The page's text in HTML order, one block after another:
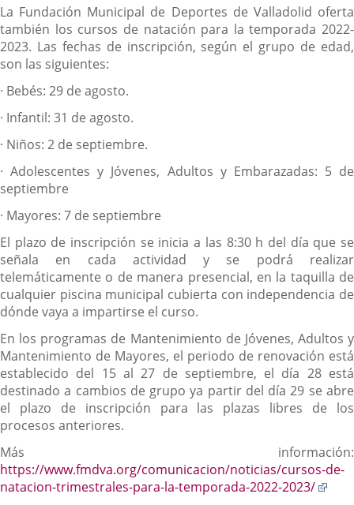
La Fundación Municipal de Deportes de Valladolid oferta
también los cursos de natación para la temporada 2022-
2023. Las fechas de inscripción, según el grupo de edad,
son las siguientes:
· Bebés: 29 de agosto.
· Infantil: 31 de agosto.
· Niños: 2 de septiembre.
· Adolescentes y Jóvenes, Adultos y Embarazadas: 5 de
septiembre
· Mayores: 7 de septiembre
El plazo de inscripción se inicia a las 8:30 h del día que se
señala en cada actividad y se podrá realizar
telemáticamente o de manera presencial, en la taquilla de
cualquier piscina municipal cubierta con independencia de
dónde vaya a impartirse el curso.
En los programas de Mantenimiento de Jóvenes, Adultos y
Mantenimiento de Mayores, el periodo de renovación está
establecido del 15 al 27 de septiembre, el día 28 está
destinado a cambios de grupo ya partir del día 29 se abre
el plazo de inscripción para las plazas libres de los
procesos anteriores.
Más información:
https://www.fmdva.org/comunicacion/noticias/cursos-de-
natacion-trimestrales-para-la-temporada-2022-2023/